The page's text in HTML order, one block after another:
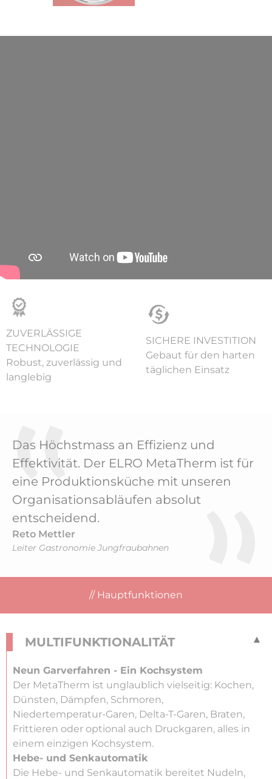
ZUVERLÄSSIGE
TECHNOLOGIE
Robust, zuverlässig und
langlebig
SICHERE INVESTITION
Gebaut für den harten
täglichen Einsatz
Das Höchstmass an Effizienz und
Effektivität. Der ELRO MetaTherm ist für
eine Produktionsküche mit unseren
Organisationsabläufen absolut
entscheidend.
Reto Mettler
Leiter Gastronomie Jungfraubahnen
Hauptfunktionen
MULTIFUNKTIONALITÄT
Neun Garverfahren - Ein Kochsystem
Der MetaTherm ist unglaublich vielseitig: Kochen,
Dünsten, Dämpfen, Schmoren,
Niedertemperatur-Garen, Delta-T-Garen, Braten,
Frittieren oder optional auch Druckgaren, alles in
einem einzigen Kochsystem.
Hebe- und Senkautomatik
Die Hebe- und Senkautomatik bereitet Nudeln,